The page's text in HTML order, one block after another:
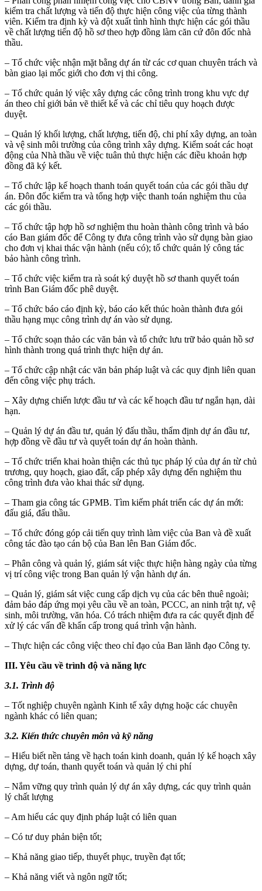
kiểm tra chất lượng và tiến độ thực hiện công việc của từng thành
viên. Kiểm tra định kỳ và đột xuất tình hình thực hiện các gói thầu
về chất lượng tiến độ hồ sơ theo hợp đồng làm căn cứ đôn đốc nhà
thầu.
– Tổ chức việc nhận mặt bằng dự án từ các cơ quan chuyên trách và
bàn giao lại mốc giới cho đơn vị thi công.
– Tổ chức quản lý việc xây dựng các công trình trong khu vực dự
án theo chỉ giới bản vẽ thiết kế và các chỉ tiêu quy hoạch được
duyệt.
– Quản lý khối lượng, chất lượng, tiến độ, chi phí xây dựng, an toàn
và vệ sinh môi trường của công trình xây dựng. Kiểm soát các hoạt
động của Nhà thầu về việc tuân thủ thực hiện các điều khoản hợp
đồng đã ký kết.
– Tổ chức lập kế hoạch thanh toán quyết toán của các gói thầu dự
án. Đôn đốc kiểm tra và tổng hợp việc thanh toán nghiệm thu của
các gói thầu.
– Tổ chức tập hợp hồ sơ nghiệm thu hoàn thành công trình và báo
cáo Ban giám đốc để Công ty đưa công trình vào sử dụng bàn giao
cho đơn vị khai thác vận hành (nếu có); tổ chức quản lý công tác
bảo hành công trình.
– Tổ chức việc kiểm tra rà soát ký duyệt hồ sơ thanh quyết toán
trình Ban Giám đốc phê duyệt.
– Tổ chức báo cáo định kỳ, báo cáo kết thúc hoàn thành đưa gói
thầu hạng mục công trình dự án vào sử dụng.
– Tổ chức soạn thảo các văn bản và tổ chức lưu trữ bảo quản hồ sơ
hình thành trong quá trình thực hiện dự án.
– Tổ chức cập nhật các văn bản pháp luật và các quy định liên quan
đến công việc phụ trách.
– Xây dựng chiến lược đầu tư và các kế hoạch đầu tư ngắn hạn, dài
hạn.
– Quản lý dự án đầu tư, quản lý đấu thầu, thẩm định dự án đầu tư,
hợp đồng về đầu tư và quyết toán dự án hoàn thành.
– Tổ chức triển khai hoàn thiện các thủ tục pháp lý của dự án từ chủ
trương, quy hoạch, giao đất, cấp phép xây dựng đến nghiệm thu
công trình đưa vào khai thác sử dụng.
– Tham gia công tác GPMB. Tìm kiếm phát triển các dự án mới:
đấu giá, đấu thầu.
– Tổ chức đóng góp cải tiến quy trình làm việc của Ban và đề xuất
công tác đào tạo cán bộ của Ban lên Ban Giám đốc.
– Phân công và quản lý, giám sát việc thực hiện hàng ngày của từng
vị trí công việc trong Ban quản lý vận hành dự án.
– Quản lý, giám sát việc cung cấp dịch vụ của các bên thuê ngoài;
đảm bảo đáp ứng mọi yêu cầu về an toàn, PCCC, an ninh trật tự, vệ
sinh, môi trường, văn hóa. Có trách nhiệm đưa ra các quyết định để
xử lý các vấn đề khẩn cấp trong quá trình vận hành.
– Thực hiện các công việc theo chỉ đạo của Ban lãnh đạo Công ty.
III. Yêu cầu về trình độ và năng lực
3.1. Trình độ
– Tốt nghiệp chuyên ngành Kinh tế xây dựng hoặc các chuyên
ngành khác có liên quan;
3.2. Kiến thức chuyên môn và kỹ năng
– Hiểu biết nền tảng về hạch toán kinh doanh, quản lý kế hoạch xây
dựng, dự toán, thanh quyết toán và quản lý chi phí
– Nắm vững quy trình quản lý dự án xây dựng, các quy trình quản
lý chất lượng
– Am hiểu các quy định pháp luật có liên quan
– Có tư duy phản biện tốt;
– Khả năng giao tiếp, thuyết phục, truyền đạt tốt;
– Khả năng viết và ngôn ngữ tốt;